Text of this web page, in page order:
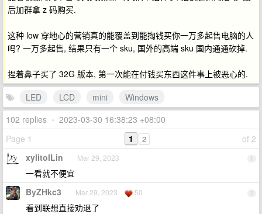
后加群拿 z 码购买.
这种 low 穿地心的营销真的能覆盖到能掏钱买你一万多起售电脑的人
吗? 一万多起售, 结果只有一个 sku, 国外的高端 sku 国内通通砍掉.
捏着鼻子买了 32G 版本, 第一次能在付钱买东西这件事上被恶心的.
LED
LCD mini
Windows
102 replies • 2023-03-30 16:38:23 +08:00
Page 1
of 2
1 2
1
xylitolLin Mar 29, 2023
一看就不便宜
2
ByZHkc3 Mar 29, 2023 50
看到联想直接劝退了